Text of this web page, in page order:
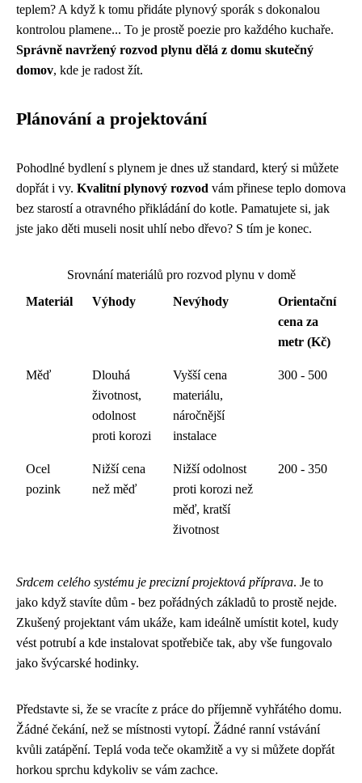
teplem? A když k tomu přidáte plynový sporák s dokonalou
kontrolou plamene... To je prostě poezie pro každého kuchaře.
Správně navržený rozvod plynu dělá z domu skutečný
domov, kde je radost žít.
Plánování a projektování
Pohodlné bydlení s plynem je dnes už standard, který si můžete
dopřát i vy. Kvalitní plynový rozvod vám přinese teplo domova
bez starostí a otravného přikládání do kotle. Pamatujete si, jak
jste jako děti museli nosit uhlí nebo dřevo? S tím je konec.
Srovnání materiálů pro rozvod plynu v domě
Materiál
Výhody Nevýhody
Orientační
cena za
metr (Kč)
Měď
Dlouhá
životnost,
odolnost
proti korozi
Vyšší cena
materiálu,
náročnější
instalace
300 - 500
Ocel
pozink
Nižší cena
než měď
Nižší odolnost
proti korozi než
měď, kratší
životnost
200 - 350
Srdcem celého systému je precizní projektová příprava. Je to
jako když stavíte dům - bez pořádných základů to prostě nejde.
Zkušený projektant vám ukáže, kam ideálně umístit kotel, kudy
vést potrubí a kde instalovat spotřebiče tak, aby vše fungovalo
jako švýcarské hodinky.
Představte si, že se vracíte z práce do příjemně vyhřátého domu.
Žádné čekání, než se místnosti vytopí. Žádné ranní vstávání
kvůli zatápění. Teplá voda teče okamžitě a vy si můžete dopřát
horkou sprchu kdykoliv se vám zachce.